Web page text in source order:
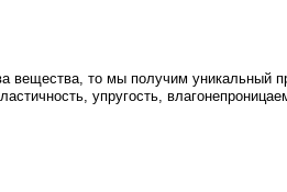
вещества, то мы получим уникальный
упругость,